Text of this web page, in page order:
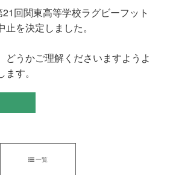
回関東高等学校ラグビーフット
を決定しました。
どうかご理解くださいますようよ
す。
一覧